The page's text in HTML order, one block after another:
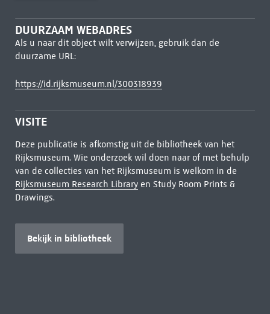
DUURZAAM WEBADRES
Als u naar dit object wilt verwijzen, gebruik dan de
duurzame URL:
https://id.rijksmuseum.nl/300318939
VISITE
Deze publicatie is afkomstig uit de bibliotheek van het
Rijksmuseum. Wie onderzoek wil doen naar of met behulp
van de collecties van het Rijksmuseum is welkom in de
Rijksmuseum Research Libraryen Study Room Prints &
Drawings.
Bekijk in bibliotheek